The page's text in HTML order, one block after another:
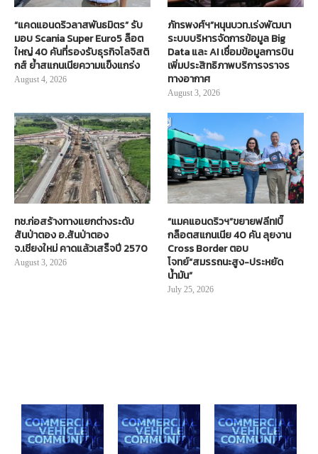
“แคดแอนดริวลาสพันธมิตร” รับ
มอบ Scania Super Euro5 ล็อต
ใหญ่ 40 คันที่รองรับธุรกิจโลจิสติ
กส์ ย้ำสแกนเนียความแข็งแกร่ง
August 4, 2026
ภัทรพงศ์ฯ”หนุนบวท.เร่งพัฒนา
ระบบบริหารจัดการข้อมูล Big
Data และ AI เชื่อมข้อมูลการบิน
เพิ่มประสิทธิภาพบริการจราจร
ทางอากาศ
August 3, 2026
ทช.ก่อสร้างทางแยกต่างระดับ
สันป่าตอง อ.สันป่าตอง
จ.เชียงใหม่ คาดแล้วเสร็จปี 2570
August 3, 2026
“แมคแอนดริวฯ”ขยายฟลีท!บิ๊
กล็อตสแกนเนีย 40 คัน ลุยงาน
Cross Border ตอบ
โจทย์“สมรรถนะสูง-ประหยัด
น้ำมัน”
July 25, 2026